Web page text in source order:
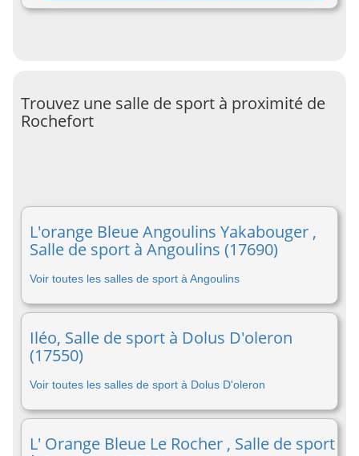
Trouvez une salle de sport à proximité de
Rochefort
L'orange Bleue Angoulins Yakabouger ,
Salle de sport à Angoulins (17690)
Voir toutes les salles de sport à Angoulins
Iléo, Salle de sport à Dolus D'oleron
(17550)
Voir toutes les salles de sport à Dolus D'oleron
L' Orange Bleue Le Rocher , Salle de sport